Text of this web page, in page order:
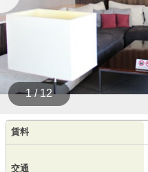
1 / 12
賃料
交通